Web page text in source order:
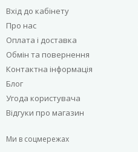
Вхід до кабінету
Про нас
Оплата і доставка
Обмін та повернення
Контактна інформація
Блог
Угода користувача
Відгуки про магазин
Ми в соцмережах